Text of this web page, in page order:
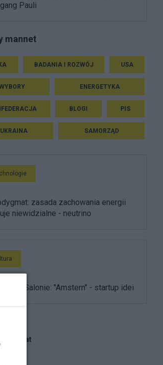
Pauli
mannet
BADANIA I ROZWÓJ USA
ENERGETYKA
BLOGI PIS
UKRAINA SAMORZĄD
zasada zachowania energii
niewidzialne - neutrino
w Salonie: "Amstern" - startup idei
ten temat